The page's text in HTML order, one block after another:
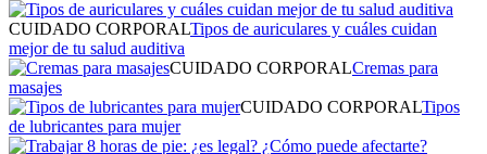
CUIDADO CORPORALTipos de auriculares y cuáles cuidan
mejor de tu salud auditiva
CUIDADO CORPORALCremas para
masajes
CUIDADO CORPORALTipos
de lubricantes para mujer